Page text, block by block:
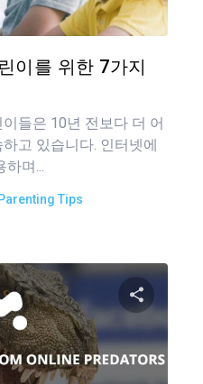
이를 위한 7가지
들은 10년 전보다 더 어
고 있습니다. 인터넷에
하며...
Parenting Tips
이 기
글
탐
색